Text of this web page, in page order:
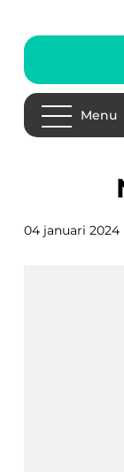
Menu
04 januari 2024